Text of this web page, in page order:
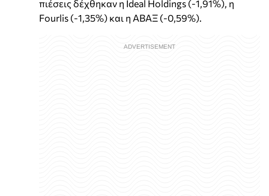
πιέσεις δέχθηκαν η Ideal Holdings (-1,91%), η
Fourlis (-1,35%) και η ΑΒΑΞ (-0,59%).